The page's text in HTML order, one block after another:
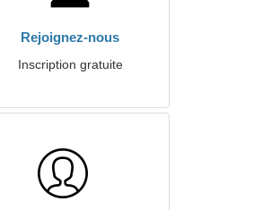
Rejoignez-nous
Inscription gratuite